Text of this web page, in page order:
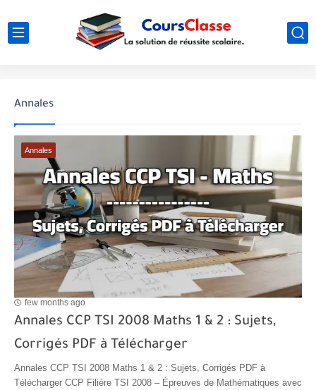
Annales
Annales
few months ago
Annales CCP TSI 2008 Maths 1 & 2 : Sujets,
Corrigés PDF à Télécharger
Annales CCP TSI 2008 Maths 1 & 2 : Sujets, Corrigés PDF à
Télécharger CCP Filière TSI 2008 – Épreuves de Mathématiques avec